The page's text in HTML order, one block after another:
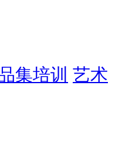
集培训 艺术